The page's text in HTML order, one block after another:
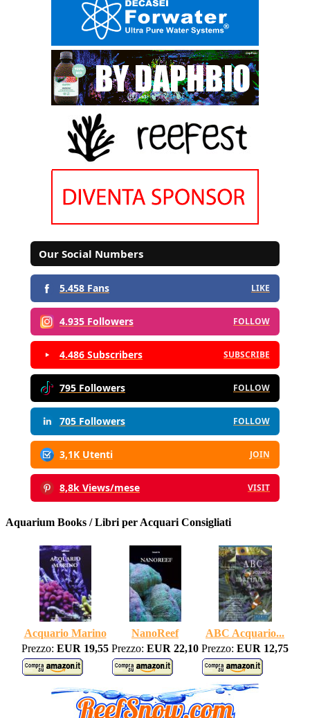
Our Social Numbers
5.458 Fans LIKE
4.935 Followers FOLLOW
4.486 Subscribers SUBSCRIBE
795 Followers FOLLOW
705 Followers FOLLOW
3,1K Utenti JOIN
8,8k Views/mese VISIT
Aquarium Books / Libri per Acquari Consigliati
Acquario Marino NanoReef
ABC Acquario...
Prezzo: EUR 19,55 Prezzo: EUR 22,10 Prezzo: EUR 12,75